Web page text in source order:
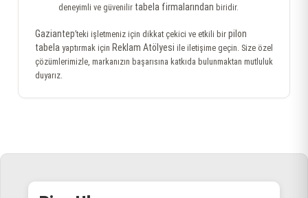
deneyimli ve güvenilir tabela firmalarından biridir.
Gaziantep’teki işletmeniz için dikkat çekici ve etkili bir pilon
tabela yaptırmak için Reklam Atölyesi ile iletişime geçin. Size özel
çözümlerimizle, markanızın başarısına katkıda bulunmaktan mutluluk
duyarız.